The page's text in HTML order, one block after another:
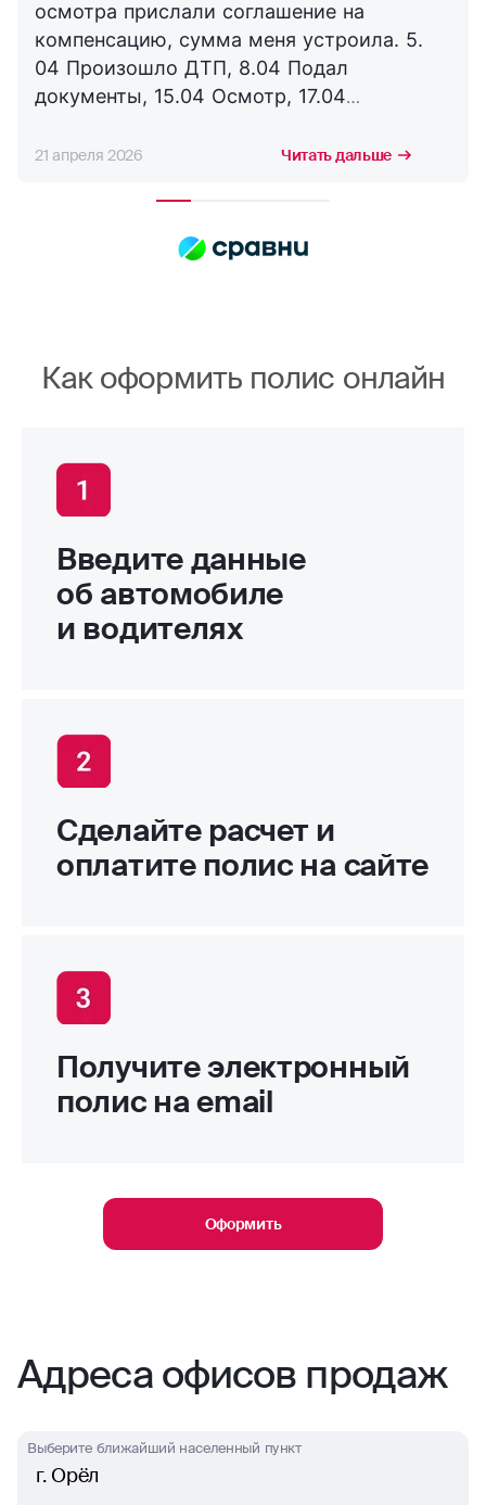
осмотра прислали соглашение на
компенсацию, сумма меня устроила. 5.
04 Произошло ДТП, 8.04 Подал
документы, 15.04 Осмотр, 17.04
сотрудничать с компанией дальше,
21 апреля 2026 Читать дальше
Как оформить полис онлайн
Введите данные
об автомобиле
и водителях
Сделайте расчет и
оплатите полис на сайте
Получите электронный
полис на email
Оформить
Адреса офисов продаж
г. Орёл
Выберите ближайший населенный пункт